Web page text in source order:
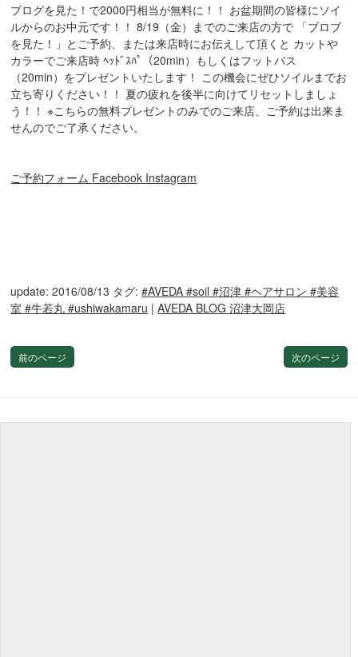
ブログを見た！で2000円相当が無料に！！ お盆期間の皆様にソイ
ルからのお中元です！！ 8/19（金）までのご来店の方で 「ブロブ
を見た！」とご予約、または来店時にお伝えして頂くと カットや
カラーでご来店時 ﾍｯﾄﾞｽﾊﾟ（20min）もしくはフットバス
（20min）をプレゼントいたします！ この機会にぜひソイルまでお
立ち寄りください！！ 夏の疲れを後半に向けてリセットしましょ
う！！ ※こちらの無料プレゼントのみでのご来店、ご予約は出来ま
せんのでご了承ください。
ご予約フォーム Facebook Instagram
update: 2016/08/13 タグ:#AVEDA #soil #沼津 #ヘアサロン #美容
室 #牛若丸 #ushiwakamaru |AVEDA BLOG 沼津大岡店
前のページ 次のページ